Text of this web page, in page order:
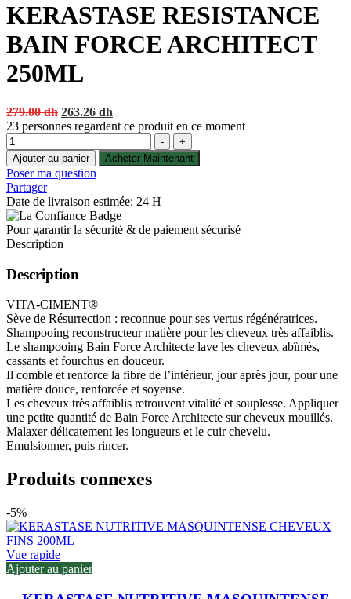
KERASTASE RESISTANCE
BAIN FORCE ARCHITECT
250ML
279.00dh Original
price
279.00 dh.
263.26 dh
price
263.26 dh.
23 personnes regardent ce produit en ce moment
Quantité
-
+
Ajouter au panier
Acheter Maintenant
Poser ma question
Partager
Date de livraison estimée: 24 H
Pour garantir la sécurité & de paiement sécurisé
Description
Description
VITA-CIMENT®
Sève de Résurrection : reconnue pour ses vertus régénératrices.
Shampooing reconstructeur matière pour les cheveux très affaiblis.
Le shampooing Bain Force Architecte lave les cheveux abîmés,
cassants et fourchus en douceur.
Il comble et renforce la fibre de l’intérieur, jour après jour, pour une
matière douce, renforcée et soyeuse.
Les cheveux très affaiblis retrouvent vitalité et souplesse. Appliquer
une petite quantité de Bain Force Architecte sur cheveux mouillés.
Malaxer délicatement les longueurs et le cuir chevelu.
Emulsionner, puis rincer.
Produits connexes
-5%
Vue rapide
Ajouter au panier